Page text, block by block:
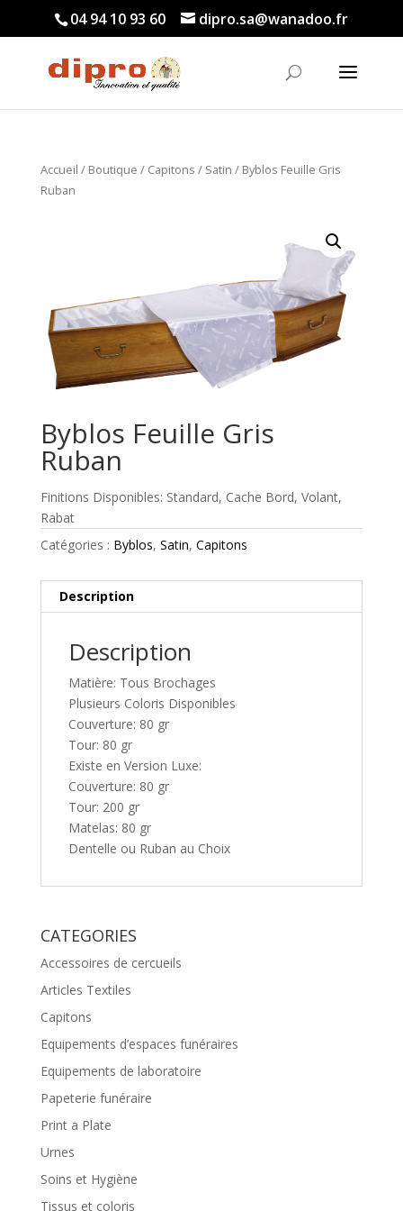
04 94 10 93 60 dipro.sa@wanadoo.fr
Accueil / Boutique / Capitons / Satin / Byblos Feuille Gris
Ruban
Byblos Feuille Gris
Ruban
Finitions Disponibles: Standard, Cache Bord, Volant,
Rabat
Catégories : Byblos, Satin, Capitons
Description
Description
Matière: Tous Brochages
Plusieurs Coloris Disponibles
Couverture: 80 gr
Tour: 80 gr
Existe en Version Luxe:
Couverture: 80 gr
Tour: 200 gr
Matelas: 80 gr
Dentelle ou Ruban au Choix
CATEGORIES
Accessoires de cercueils
Articles Textiles
Capitons
Equipements d’espaces funéraires
Equipements de laboratoire
Papeterie funéraire
Print a Plate
Urnes
Soins et Hygiène
Tissus et coloris